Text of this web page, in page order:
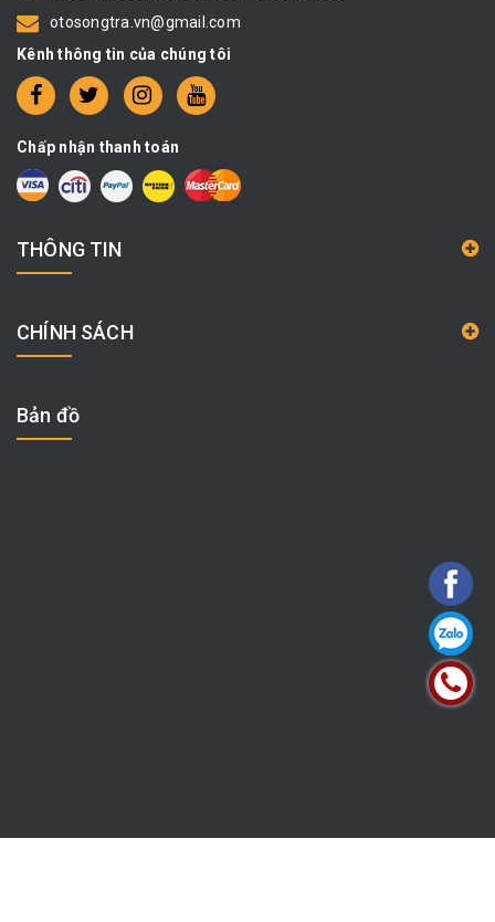
otosongtra.vn@gmail.com
Kênh thông tin của chúng tôi
Chấp nhận thanh toán
THÔNG TIN
CHÍNH SÁCH
Bản đồ